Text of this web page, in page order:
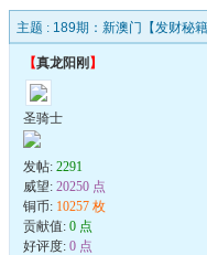
主题 : 189期：新澳门【发财秘
【真龙阳刚 】
圣骑士
发帖: 2291
威望: 20250 点
铜币: 10257 枚
贡献值: 0 点
好评度: 0 点